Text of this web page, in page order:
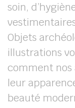
soin,
Objets
illustrations
comment nos
leur
beauté